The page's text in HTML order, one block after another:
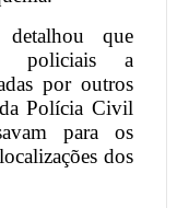
que
policiais a
por outros
Polícia Civil
para os
dos